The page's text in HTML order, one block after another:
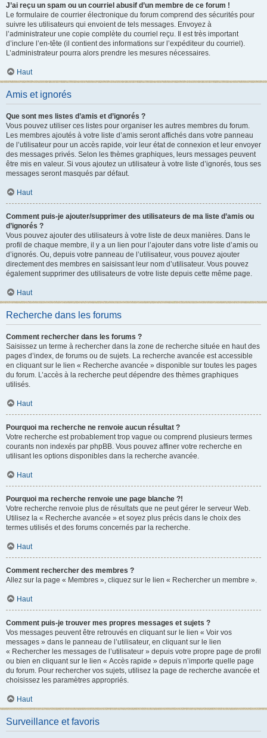
J’ai reçu un spam ou un courriel abusif d’un membre de ce forum !
Le formulaire de courrier électronique du forum comprend des sécurités pour
suivre les utilisateurs qui envoient de tels messages. Envoyez à
l’administrateur une copie complète du courriel reçu. Il est très important
d’inclure l’en-tête (il contient des informations sur l’expéditeur du courriel).
L’administrateur pourra alors prendre les mesures nécessaires.
Haut
Amis et ignorés
Que sont mes listes d’amis et d’ignorés ?
Vous pouvez utiliser ces listes pour organiser les autres membres du forum.
Les membres ajoutés à votre liste d’amis seront affichés dans votre panneau
de l’utilisateur pour un accès rapide, voir leur état de connexion et leur envoyer
des messages privés. Selon les thèmes graphiques, leurs messages peuvent
être mis en valeur. Si vous ajoutez un utilisateur à votre liste d’ignorés, tous ses
messages seront masqués par défaut.
Haut
Comment puis-je ajouter/supprimer des utilisateurs de ma liste d’amis ou
d’ignorés ?
Vous pouvez ajouter des utilisateurs à votre liste de deux manières. Dans le
profil de chaque membre, il y a un lien pour l’ajouter dans votre liste d’amis ou
d’ignorés. Ou, depuis votre panneau de l’utilisateur, vous pouvez ajouter
directement des membres en saisissant leur nom d’utilisateur. Vous pouvez
également supprimer des utilisateurs de votre liste depuis cette même page.
Haut
Recherche dans les forums
Comment rechercher dans les forums ?
Saisissez un terme à rechercher dans la zone de recherche située en haut des
pages d’index, de forums ou de sujets. La recherche avancée est accessible
en cliquant sur le lien « Recherche avancée » disponible sur toutes les pages
du forum. L’accès à la recherche peut dépendre des thèmes graphiques
utilisés.
Haut
Pourquoi ma recherche ne renvoie aucun résultat ?
Votre recherche est probablement trop vague ou comprend plusieurs termes
courants non indexés par phpBB. Vous pouvez affiner votre recherche en
utilisant les options disponibles dans la recherche avancée.
Haut
Pourquoi ma recherche renvoie une page blanche ?!
Votre recherche renvoie plus de résultats que ne peut gérer le serveur Web.
Utilisez la « Recherche avancée » et soyez plus précis dans le choix des
termes utilisés et des forums concernés par la recherche.
Haut
Comment rechercher des membres ?
Allez sur la page « Membres », cliquez sur le lien « Rechercher un membre ».
Haut
Comment puis-je trouver mes propres messages et sujets ?
Vos messages peuvent être retrouvés en cliquant sur le lien « Voir vos
messages » dans le panneau de l’utilisateur, en cliquant sur le lien
« Rechercher les messages de l’utilisateur » depuis votre propre page de profil
ou bien en cliquant sur le lien « Accès rapide » depuis n’importe quelle page
du forum. Pour rechercher vos sujets, utilisez la page de recherche avancée et
choisissez les paramètres appropriés.
Haut
Surveillance et favoris